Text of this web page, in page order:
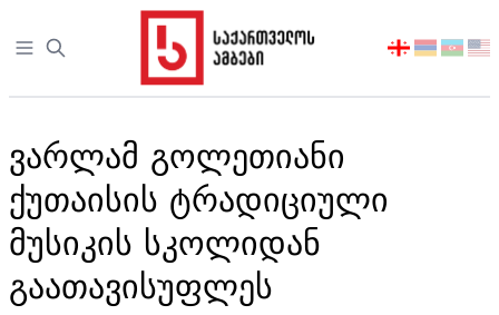
Open sidebar
აირჩიეთ
ვარლამ გოლეთიანი
ქუთაისის ტრადიციული
მუსიკის სკოლიდან
გაათავისუფლეს